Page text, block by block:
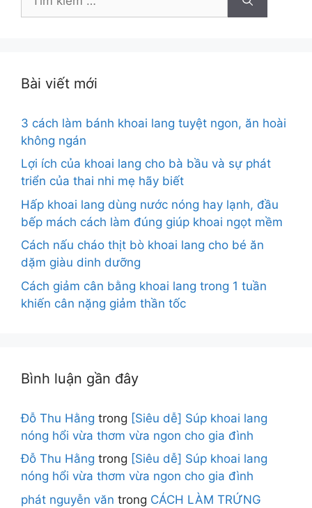
kiếm
Bài viết mới
3 cách làm bánh khoai lang tuyệt ngon, ăn hoài
không ngán
Lợi ích của khoai lang cho bà bầu và sự phát
triển của thai nhi mẹ hãy biết
Hấp khoai lang dùng nước nóng hay lạnh, đầu
bếp mách cách làm đúng giúp khoai ngọt mềm
Cách nấu cháo thịt bò khoai lang cho bé ăn
dặm giàu dinh dưỡng
Cách giảm cân bằng khoai lang trong 1 tuần
khiến cân nặng giảm thần tốc
Bình luận gần đây
Đỗ Thu Hằng trong [Siêu dễ] Súp khoai lang
nóng hổi vừa thơm vừa ngon cho gia đình
Đỗ Thu Hằng trong [Siêu dễ] Súp khoai lang
nóng hổi vừa thơm vừa ngon cho gia đình
phát nguyễn văn trong CÁCH LÀM TRỨNG